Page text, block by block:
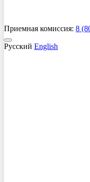
Приемная комиссия: 8
Русский English